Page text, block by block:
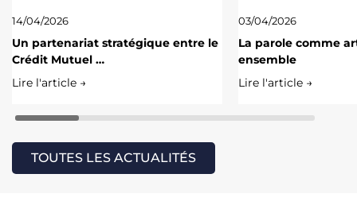
14/04/2026
Un partenariat stratégique entre le
Crédit Mutuel …
Lire l'article →
03/04/2026
La parole comme
ensemble
Lire l'article →
TOUTES LES ACTUALITÉS